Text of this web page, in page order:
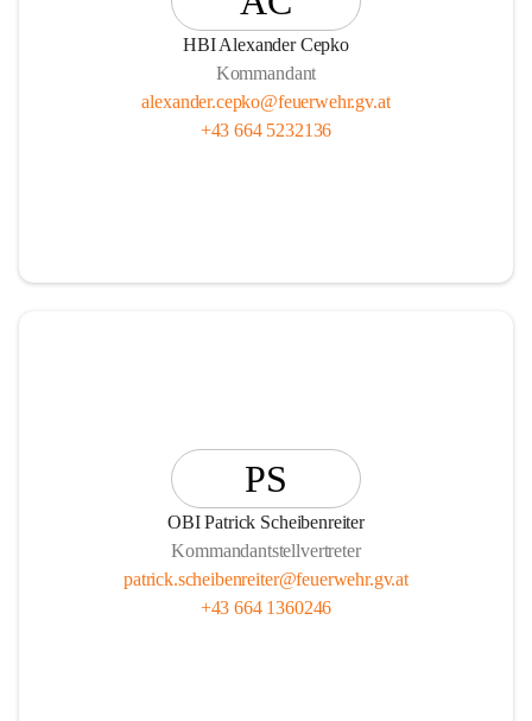
HBI Alexander Cepko
Kommandant
alexander.cepko@feuerwehr.gv.at
+43 664 5232136
PS
OBI Patrick Scheibenreiter
Kommandantstellvertreter
patrick.scheibenreiter@feuerwehr.gv.at
+43 664 1360246